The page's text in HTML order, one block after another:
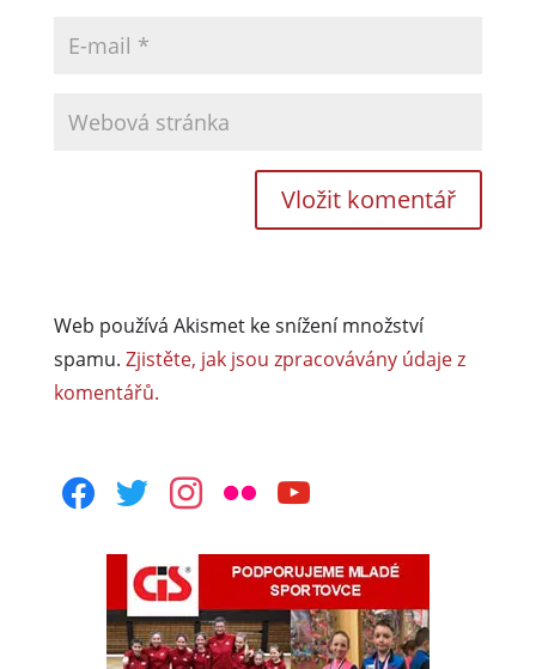
Web používá Akismet ke snížení množství
spamu. Zjistěte, jak jsou zpracovávány údaje z
komentářů.
facebooktwitterinstagram
flickr youtube